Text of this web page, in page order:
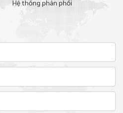
Hệ thống phân phối